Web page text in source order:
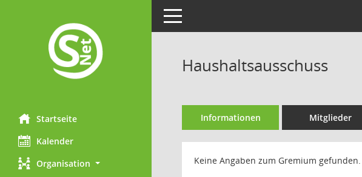
Startseite
Kalender
Organisation
Toggle navigation
Haushaltsausschuss
Informationen Mitglieder
Keine Angaben zum Gremium gefunden.